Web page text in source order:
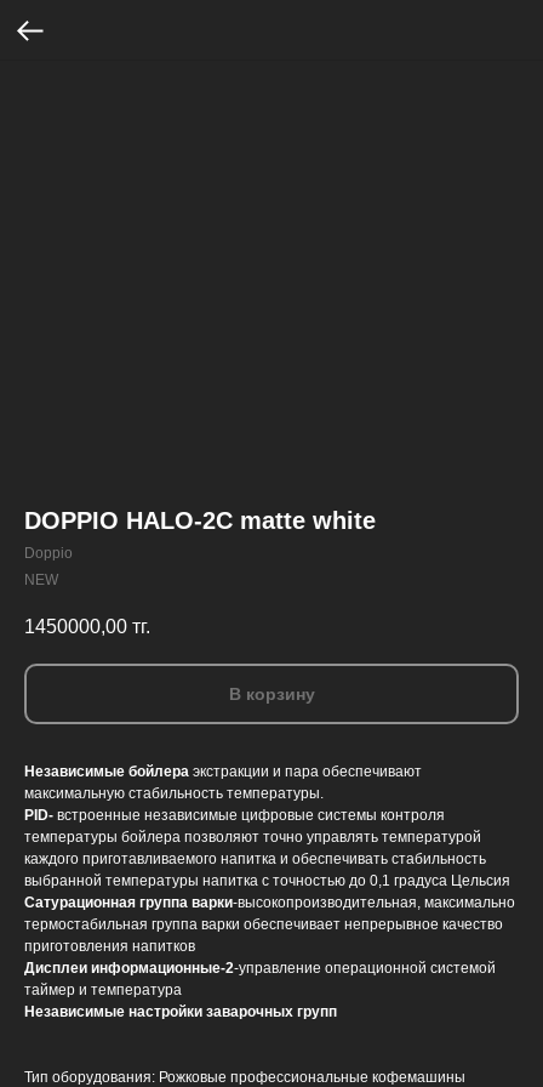
DOPPIO HALO-2C matte white
Doppio
NEW
1450000,00 тг.
В корзину
Независимые бойлера экстракции и пара обеспечивают
максимальную стабильность температуры.
PID- встроенные независимые цифровые системы контроля
температуры бойлера позволяют точно управлять температурой
каждого приготавливаемого напитка и обеспечивать стабильность
выбранной температуры напитка с точностью до 0,1 градуса Цельсия
Сатурационная группа варки-высокопроизводительная, максимально
термостабильная группа варки обеспечивает непрерывное качество
приготовления напитков
Дисплеи информационные-2-управление операционной системой
таймер и температура
Независимые настройки заварочных групп
Тип оборудования: Рожковые профессиональные кофемашины